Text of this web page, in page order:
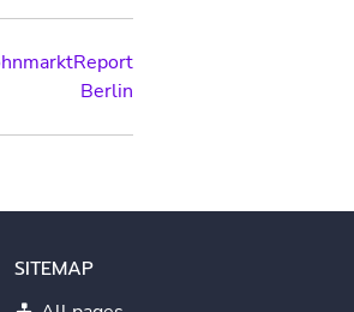
Berlin
SITEMAP